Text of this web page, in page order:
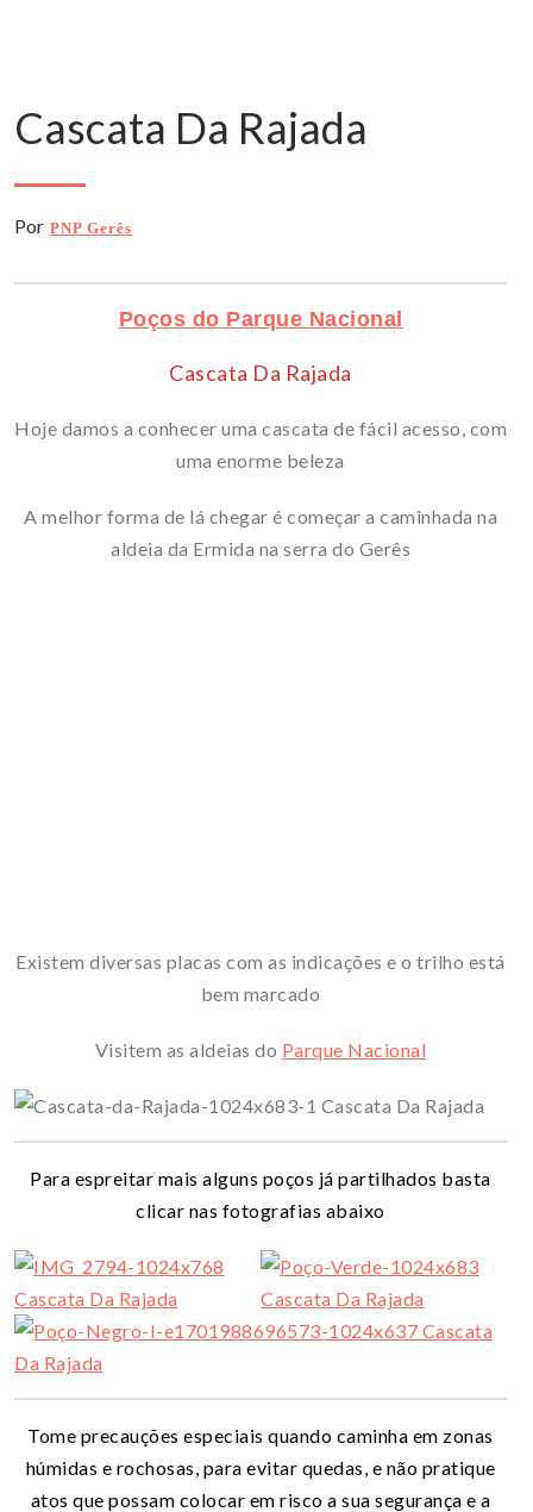
Cascata Da Rajada
Por PNP Gerês
Poços do Parque Nacional
Cascata Da Rajada
Hoje damos a conhecer uma cascata de fácil acesso, com
uma enorme beleza
A melhor forma de lá chegar é começar a caminhada na
aldeia da Ermida na serra do Gerês
Existem diversas placas com as indicações e o trilho está
bem marcado
Visitem as aldeias do Parque Nacional
Para espreitar mais alguns poços já partilhados basta
clicar nas fotografias abaixo
Tome precauções especiais quando caminha em zonas
húmidas e rochosas, para evitar quedas, e não pratique
atos que possam colocar em risco a sua segurança e a